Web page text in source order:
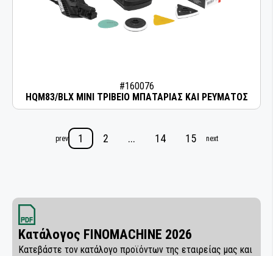
#160076
HQM83/BLX ΜΙΝΙ ΤΡΙΒΕΙΟ ΜΠΑΤΑΡΙΑΣ ΚΑΙ ΡΕΥΜΑΤΟΣ
prev 1 2 ... 14 15 next
Κατάλογος FINOMACHINE 2026
Κατεβάστε τον κατάλογο προϊόντων της εταιρείας μας και